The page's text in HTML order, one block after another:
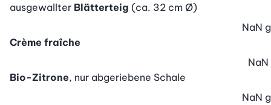
ausgewallter Blätterteig (ca. 32 cm Ø)
Crème fraîche
NaN g
Bio-Zitrone, nur abgeriebene Schale
NaN
NaN g